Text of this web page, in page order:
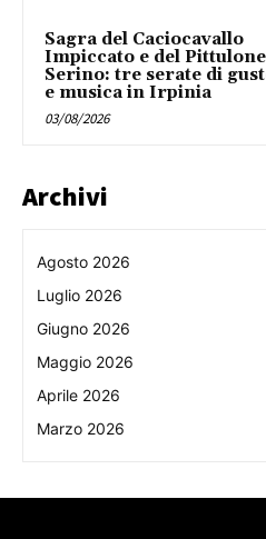
Sagra del Caciocavallo
Impiccato e del
Serino: tre serate di
e musica in Irpinia
03/08/2026
Archivi
Agosto 2026
Luglio 2026
Giugno 2026
Maggio 2026
Aprile 2026
Marzo 2026